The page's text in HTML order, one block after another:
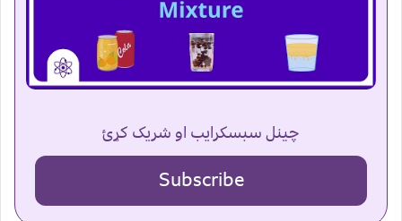
چینل سبسکرایب او شریک کړئ
Subscribe